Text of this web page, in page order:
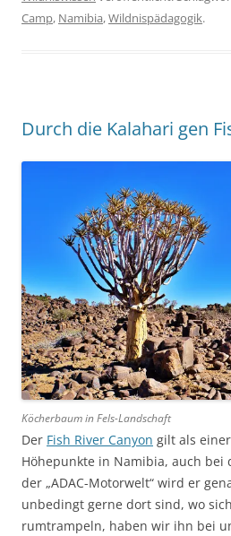
Camp, Namibia,Wildnispädagogik.
Durch die Kalahari gen
Köcherbaum in Fels-Landschaft
Der Fish River Canyon gilt als
Höhepunkte in Namibia, auch bei
der „ADAC-Motorwelt“ wird er
unbedingt gerne dort sind, wo
rumtrampeln, haben wir ihn bei